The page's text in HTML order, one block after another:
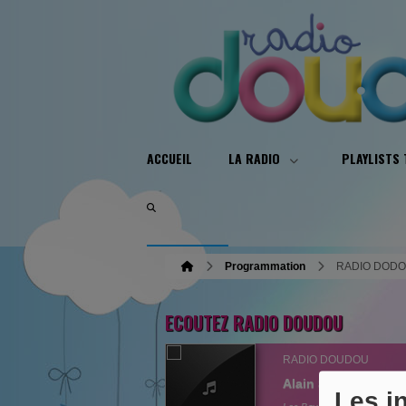
ACCUEIL LA RADIO PLAYLISTS
Programmation RADIO DODO
ECOUTEZ RADIO DOUDOU
RADIO DOUDOU
Alain Schneider